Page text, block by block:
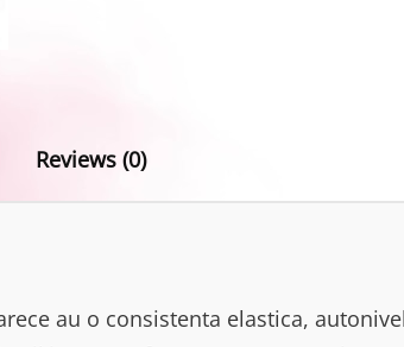
Reviews (0)
au o consistenta elastica,